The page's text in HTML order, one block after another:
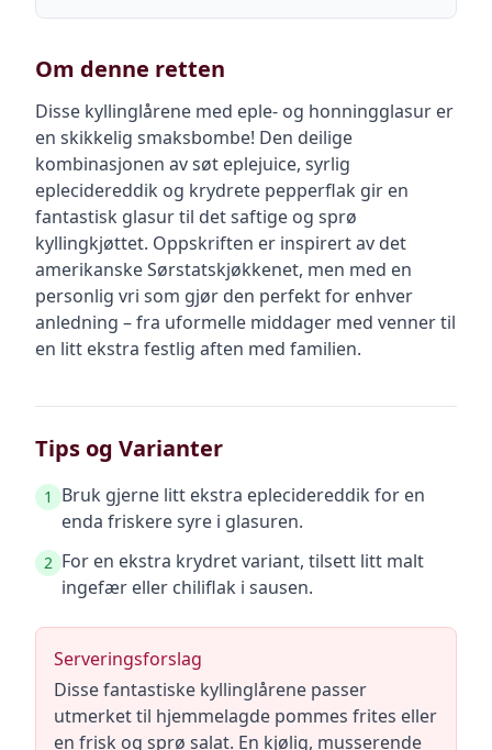
Om denne retten
Disse kyllinglårene med eple- og honningglasur er
en skikkelig smaksbombe! Den deilige
kombinasjonen av søt eplejuice, syrlig
eplecidereddik og krydrete pepperflak gir en
fantastisk glasur til det saftige og sprø
kyllingkjøttet. Oppskriften er inspirert av det
amerikanske Sørstatskjøkkenet, men med en
personlig vri som gjør den perfekt for enhver
anledning – fra uformelle middager med venner til
en litt ekstra festlig aften med familien.
Tips og Varianter
1
Bruk gjerne litt ekstra eplecidereddik for en
enda friskere syre i glasuren.
2 For en ekstra krydret variant, tilsett litt malt
ingefær eller chiliflak i sausen.
Serveringsforslag
Disse fantastiske kyllinglårene passer
utmerket til hjemmelagde pommes frites eller
en frisk og sprø salat. En kjølig, musserende